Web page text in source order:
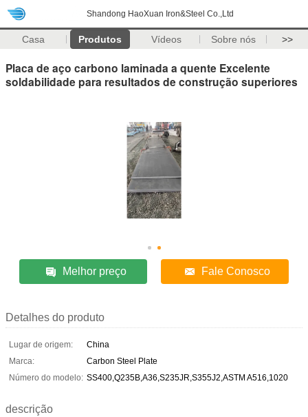
Shandong HaoXuan Iron&Steel Co.,Ltd
Casa Produtos Vídeos Sobre nós >>
Placa de aço carbono laminada a quente Excelente
soldabilidade para resultados de construção superiores
Melhor preço Fale Conosco
Detalhes do produto
Lugar de origem:
China
Marca:
Carbon Steel Plate
Número do modelo: SS400,Q235B,A36,S235JR,S355J2,ASTM A516,1020
descrição